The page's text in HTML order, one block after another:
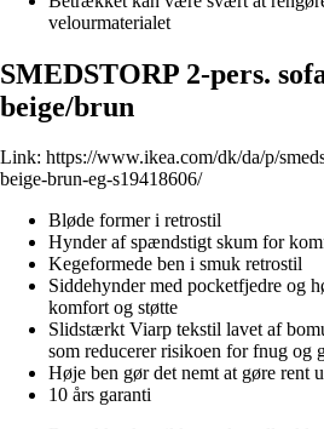
velourmaterialet
SMEDSTORP 2-pers.
beige/brun
Link: https://www.ikea.com/dk/da/p/
beige-brun-eg-s19418606/
Bløde former i retrostil
Hynder af spændstigt skum for
Kegeformede ben i smuk retrostil
Siddehynder med pocketfjedre og
komfort og støtte
Slidstærkt Viarp tekstil lavet af
som reducerer risikoen for fnug og
Høje ben gør det nemt at gøre rent
10 års garanti